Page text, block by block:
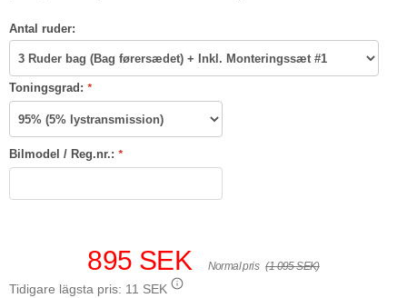
Antal ruder:
Toningsgrad: *
Bilmodel / Reg.nr.: *
895 SEK Normal pris (1 095 SEK)
Tidigare lägsta pris: 11 SEK